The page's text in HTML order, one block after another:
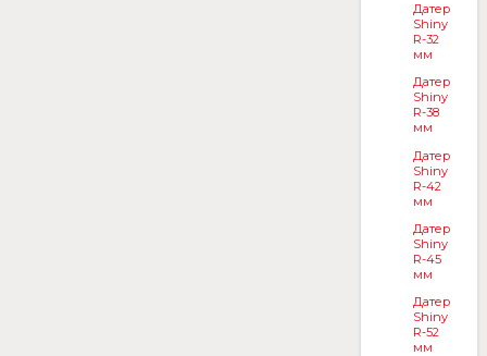
Датер
Shiny
R-32
мм
Датер
Shiny
R-38
мм
Датер
Shiny
R-42
мм
Датер
Shiny
R-45
мм
Датер
Shiny
R-52
мм